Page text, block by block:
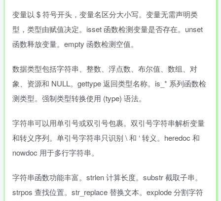
变量以 $ 符号开头，变量名区分大小写。变量无需声明类
型，类型由赋值决定。isset 函数检测变量是否存在。unset
函数释放变量。empty 函数检测空值。
数据类型包括字符串、整数、浮点数、布尔值、数组、对
象、资源和 NULL。gettype 返回类型名称。is_* 系列函数检
测类型。强制类型转换使用 (type) 语法。
字符串可以用单引号或双引号包裹。双引号字符串解析变量
和转义序列。单引号字符串只识别 \ 和 ‘ 转义。heredoc 和
nowdoc 用于多行字符串。
字符串函数功能丰富。strlen 计算长度。substr 截取子串。
strpos 查找位置。str_replace 替换文本。explode 分割字符